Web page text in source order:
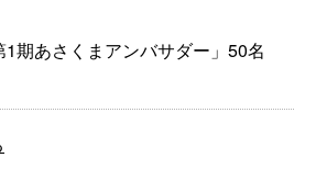
1期あさくまアンバサダー」50名